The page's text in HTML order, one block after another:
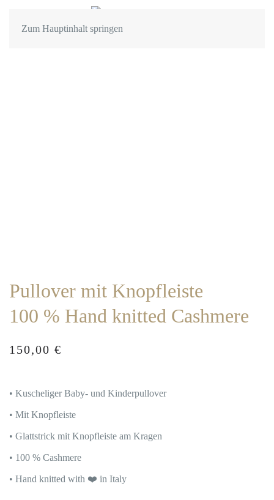
Zum Hauptinhalt springen
Pullover mit Knopfleiste
100 % Hand knitted Cashmere
150,00 €
• Kuscheliger Baby- und Kinderpullover
• Mit Knopfleiste
• Glattstrick mit Knopfleiste am Kragen
• 100 % Cashmere
• Hand knitted with ❤️ in Italy